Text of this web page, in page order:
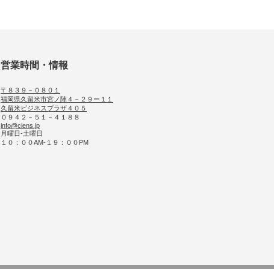
営業時間・情報
〒８３９－０８０１
福岡県久留米市宮ノ陣４－２９ー１１
久留米ビジネスプラザ４０５
０９４２－５１－４１８８
info@ciens.jp
月曜日-土曜日
１０：００AM-１９：００PM